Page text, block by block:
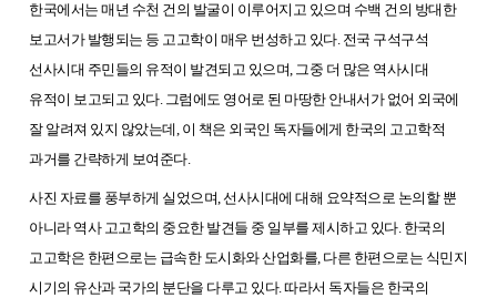
한국에서는 매년 수천 건의 발굴이 이루어지고 있으며 수백 건의 방대한
보고서가 발행되는 등 고고학이 매우 번성하고 있다. 전국 구석구석
선사시대 주민들의 유적이 발견되고 있으며, 그중 더 많은 역사시대
유적이 보고되고 있다. 그럼에도 영어로 된 마땅한 안내서가 없어 외국에
잘 알려져 있지 않았는데, 이 책은 외국인 독자들에게 한국의 고고학적
과거를 간략하게 보여준다.
사진 자료를 풍부하게 실었으며, 선사시대에 대해 요약적으로 논의할 뿐
아니라 역사 고고학의 중요한 발견들 중 일부를 제시하고 있다. 한국의
고고학은 한편으로는 급속한 도시화와 산업화를, 다른 한편으로는 식민지
시기의 유산과 국가의 분단을 다루고 있다. 따라서 독자들은 한국의